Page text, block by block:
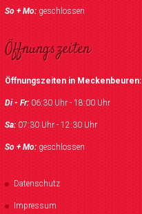
So + Mo:geschlossen
Öffnungszeiten
Öffnungszeiten in Meckenbeuren:
Di - Fr:06:30 Uhr - 18:00 Uhr
Sa:07:30 Uhr - 12:30 Uhr
So + Mo:geschlossen
Datenschutz
Impressum